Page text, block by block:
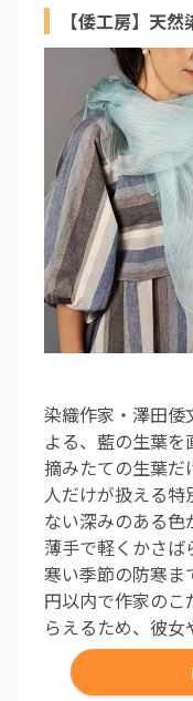
【倭工房】天
染織作家・澤田倭
よる、藍の生葉を
摘みたての生葉だ
人だけが扱える特
ない深みのある色
薄手で軽くかさ
寒い季節の防寒ま
円以内で作家のこ
らえるため、彼女